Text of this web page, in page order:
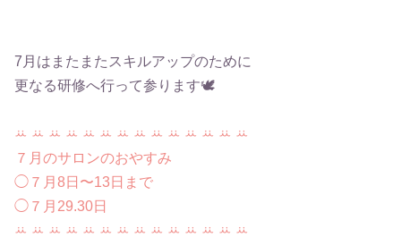
7月はまたまたスキルアップのために
更なる研修へ行って参ります🕊️
ꕁ ꕁ ꕁ ꕁ ꕁ ꕁ ꕁ ꕁ ꕁ ꕁ ꕁ ꕁ ꕁ ꕁ
７月のサロンのおやすみ
◯７月8日〜13日まで
◯７月29.30日
ꕁ ꕁ ꕁ ꕁ ꕁ ꕁ ꕁ ꕁ ꕁ ꕁ ꕁ ꕁ ꕁ ꕁ